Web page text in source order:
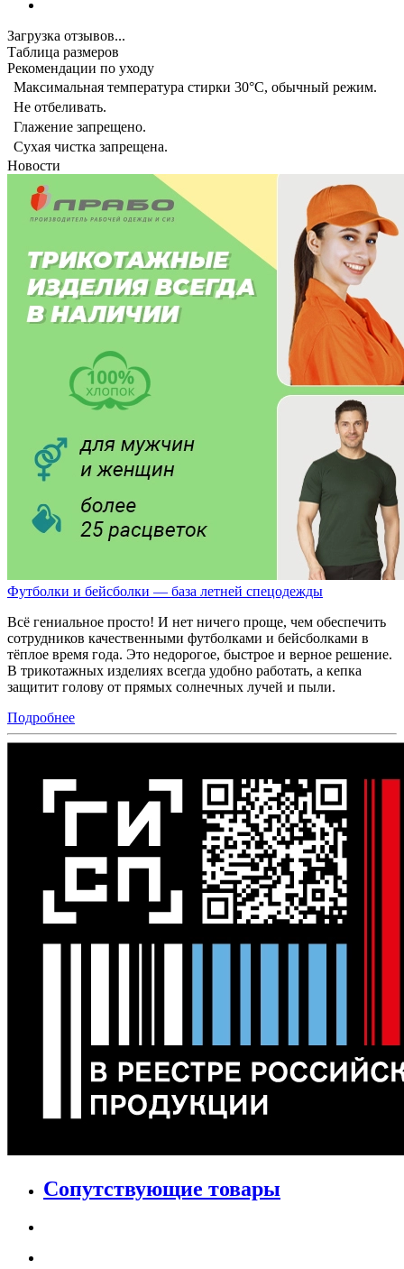
Загрузка отзывов...
Таблица размеров
Рекомендации по уходу
Максимальная температура стирки 30°C, обычный режим.
Не отбеливать.
Глажение запрещено.
Сухая чистка запрещена.
Новости
Футболки и бейсболки — база летней спецодежды
Всё гениальное просто! И нет ничего проще, чем обеспечить
сотрудников качественными футболками и бейсболками в
тёплое время года. Это недорогое, быстрое и верное решение.
В трикотажных изделиях всегда удобно работать, а кепка
защитит голову от прямых солнечных лучей и пыли.
Подробнее
Сопутствующие товары